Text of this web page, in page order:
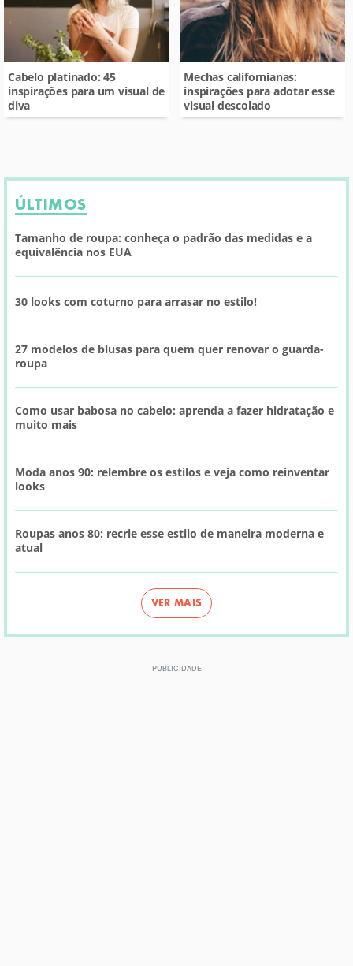
Cabelo platinado: 45
inspirações para um visual de
diva
Mechas californianas:
inspirações para adotar esse
visual descolado
ÚLTIMOS
Tamanho de roupa: conheça o padrão das medidas e a
equivalência nos EUA
30 looks com coturno para arrasar no estilo!
27 modelos de blusas para quem quer renovar o guarda-
roupa
Como usar babosa no cabelo: aprenda a fazer hidratação e
muito mais
Moda anos 90: relembre os estilos e veja como reinventar
looks
Roupas anos 80: recrie esse estilo de maneira moderna e
atual
VER MAIS